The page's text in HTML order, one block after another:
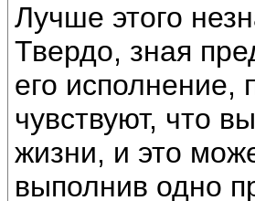
Лучше этого
Твердо, зная
его исполнение,
чувствуют, что
жизни, и это
выполнив одно